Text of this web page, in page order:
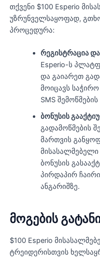
თქვენი $100 Esperio
უზრუნველსაყოფად,
პროცედურა:
რეგისტრაცია და
Esperio-ს
და გაიარეთ
მოიცავს
SMS
ბონუსის
გადამოწმების
მართვის
მისასალმებელი
ბონუსის
პირდაპირ
ანგარიშზე.
მოგების
$100 Esperio
ტრეიდერისთვის